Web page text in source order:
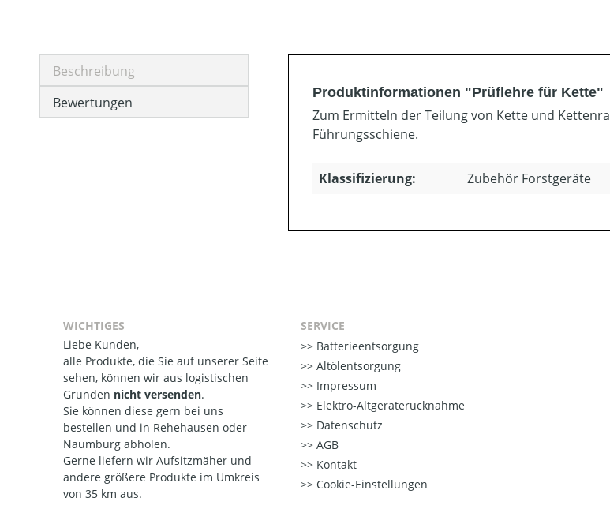
Beschreibung
Bewertungen
Produktinformationen "Prüflehre für Kette"
Zum Ermitteln der Teilung von Kette und
Führungsschiene.
Klassifizierung: Zubehör Forstgeräte
WICHTIGES
Liebe Kunden,
alle Produkte, die Sie auf unserer Seite
sehen, können wir aus logistischen
Gründen nicht versenden.
Sie können diese gern bei uns
bestellen und in Rehehausen oder
Naumburg abholen.
Gerne liefern wir Aufsitzmäher und
andere größere Produkte im Umkreis
von 35 km aus.
SERVICE
Batterieentsorgung
Altölentsorgung
Impressum
Elektro-Altgeräterücknahme
Datenschutz
AGB
Kontakt
Cookie-Einstellungen